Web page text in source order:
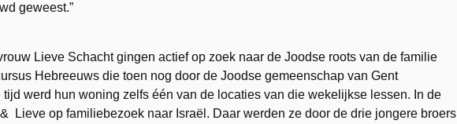
geweest.”
Lieve Schacht gingen actief op zoek naar de Joodse roots van de familie
Hebreeuws die toen nog door de Joodse gemeenschap van Gent
werd hun woning zelfs één van de locaties van die wekelijkse lessen. In de
Lieve op familiebezoek naar Israël. Daar werden ze door de drie jongere broers